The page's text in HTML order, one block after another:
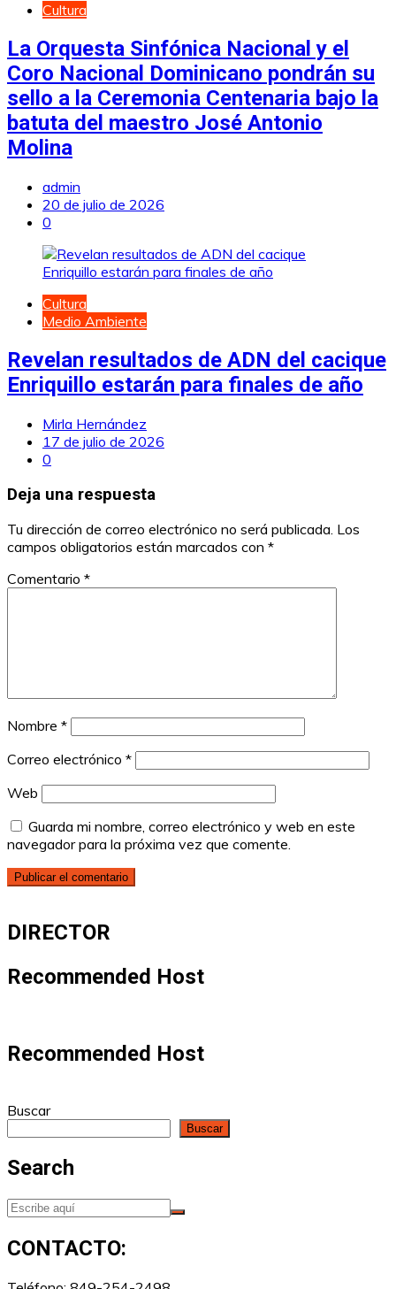
Cultura
La Orquesta Sinfónica Nacional y el
Coro Nacional Dominicano pondrán su
sello a la Ceremonia Centenaria bajo la
batuta del maestro José Antonio
Molina
admin
20 de julio de 2026
0
Cultura
Medio Ambiente
Revelan resultados de ADN del cacique
Enriquillo estarán para finales de año
Mirla Hernández
17 de julio de 2026
0
Deja una respuesta
Tu dirección de correo electrónico no será publicada. Los
campos obligatorios están marcados con *
Comentario *
Nombre *
Correo electrónico *
Web
Guarda mi nombre, correo electrónico y web en este
navegador para la próxima vez que comente.
DIRECTOR
Recommended Host
Recommended Host
Buscar
Buscar
Search
CONTACTO: